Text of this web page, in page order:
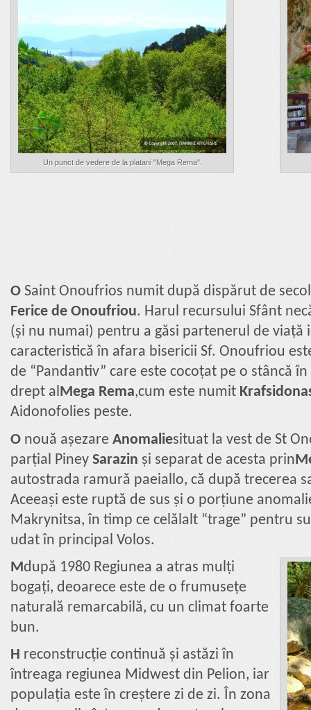
Un punct de vedere de la platani "Mega Rema".
Ο Saint Onoufrios numit după dispărut de
Ferice de Onoufriou. Harul recursului Sfânt
(și nu numai) pentru a găsi partenerul de viață
caracteristică în afara bisericii Sf. Onoufriou
de “Pandantiv” care este cocoțat pe o stâncă
drept al Mega Rema,cum este numit
Aidonofolies peste.
Ο nouă așezare Anomaliesituat la vest de St
parțial Piney Sarazin și separat de acesta prin
autostrada ramură paeiallo, că după trecerea
Aceeași este ruptă de sus și o porțiune
Makrynitsa, în timp ce celălalt “trage” pentru
udat în principal Volos.
Mdupă 1980 Regiunea a atras mulți
bogați, deoarece este de o frumusețe
naturală remarcabilă, cu un climat foarte
bun.
Η reconstrucție continuă și astăzi în
întreaga regiunea Midwest din Pelion, iar
populația este în creștere zi de zi. În zona